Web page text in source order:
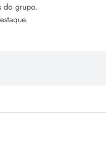
do grupo.